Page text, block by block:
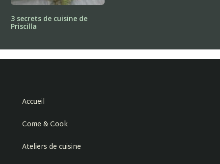
3 secrets de cuisine de
Priscilla
Accueil
Come & Cook
Ateliers de cuisine